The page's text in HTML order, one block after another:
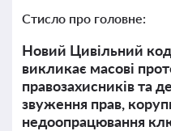
Стисло про головне:
Новий Цивільний
викликає масові
правозахисників та
звуження прав,
недоопрацювання